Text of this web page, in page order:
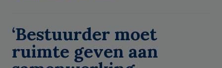
‘Bestuurder moet
ruimte geven aan